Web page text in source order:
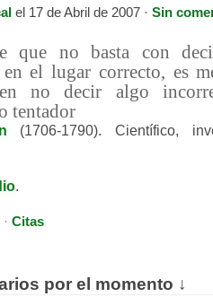
el 17 de Abril de 2007 · Sin
que no basta con
en el lugar correcto, es
no decir algo
tentador
(1706-1790). Científico,
.
· Citas
por el momento ↓